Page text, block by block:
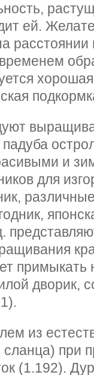
ей.
расстоянии
и
для
примыкать
дворик,
из
при
(1.192).